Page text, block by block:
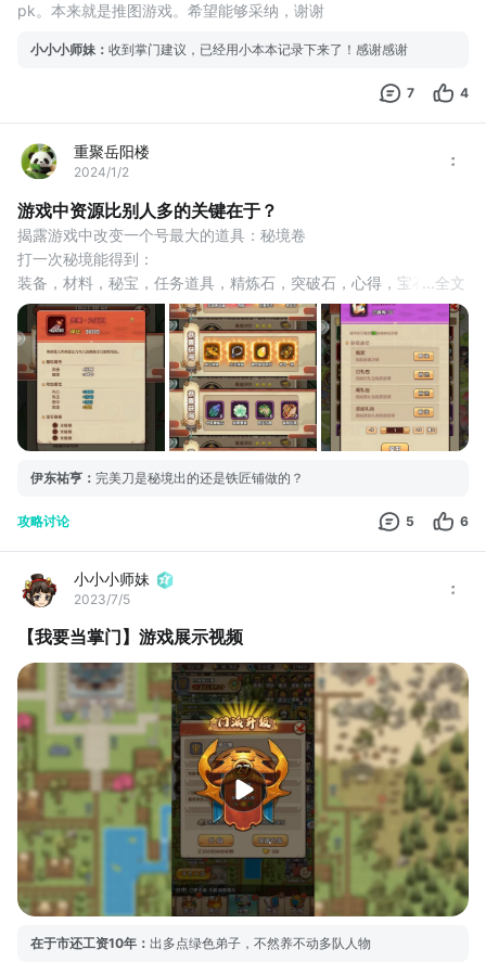
pk。本来就是推图游戏。希望能够采纳，谢谢
小小小师妹 ： 收到掌门建议，已经用小本本记录下来了！感谢感谢
7 4
重聚岳阳楼
2024/1/2
游戏中资源比别人多的关键在于？
揭露游戏中改变一个号最大的道具：秘境卷
打一次秘境能得到：
装备，材料，秘宝，任务道具，精炼石，突破石，心得，宝石，礼
物，断章，银子，阅历
大家算一算这些资源总元宝来兑换，需要多少元宝才能得到？
大家也知道改变一个号战力最快的几个方向都是和元宝息息相关
的，那么每一张秘境卷都是价值连城，是这个游戏中性价比最高的
道具，没有之一！
然而得到秘境卷的方法很少，已经放在图中，希望对看到本帖的有
缘人，战力飙升
全文
伊东祐亨 ： 完美刀是秘境出的还是铁匠铺做的？
攻略讨论 5 6
小小小师妹
2023/7/5
【我要当掌门】游戏展示视频
在于市还工资10年 ： 出多点绿色弟子，不然养不动多队人物